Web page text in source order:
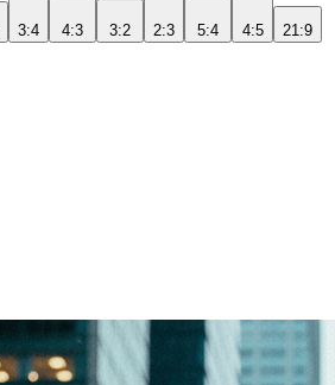
3:4 4:3 3:2 2:3 5:4 4:5 21:9